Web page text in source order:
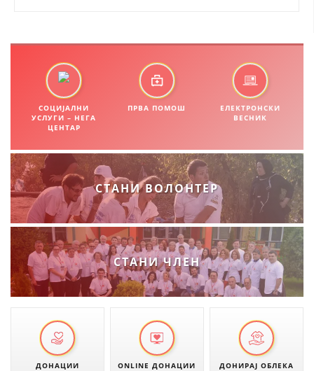
ПОСТЕРИ
ПРЕЗЕНТАЦИИ
СОЦИЈАЛНИ
УСЛУГИ – НЕГА
ЦЕНТАР
ПРВА ПОМОШ
ЕЛЕКТРОНСКИ
ВЕСНИК
СТАНИ ВОЛОНТЕР
СТАНИ ЧЛЕН
ДОНАЦИИ ONLINE ДОНАЦИИ ДОНИРАЈ ОБЛЕКА